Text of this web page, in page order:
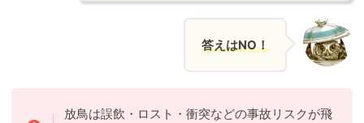
答えはNO！
放鳥は誤飲・ロスト・衝突などの事故リスクが飛